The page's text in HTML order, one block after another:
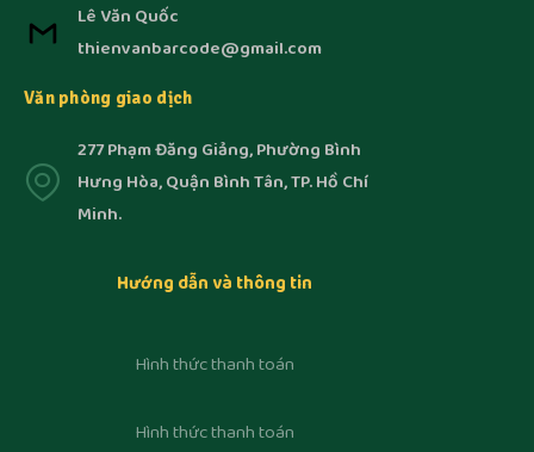
Lê Văn Quốc
thienvanbarcode@gmail.com
Văn phòng giao dịch
277 Phạm Đăng Giảng, Phường Bình
Hưng Hòa, Quận Bình Tân, TP. Hồ Chí
Minh.
Hướng dẫn và thông tin
Hình thức thanh toán
Hình thức thanh toán